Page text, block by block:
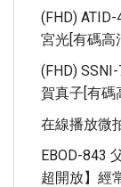
(FHD)
宮光[有碼高
(FHD)
賀真子[有碼
在線播放微
EBOD-843
超開放】經